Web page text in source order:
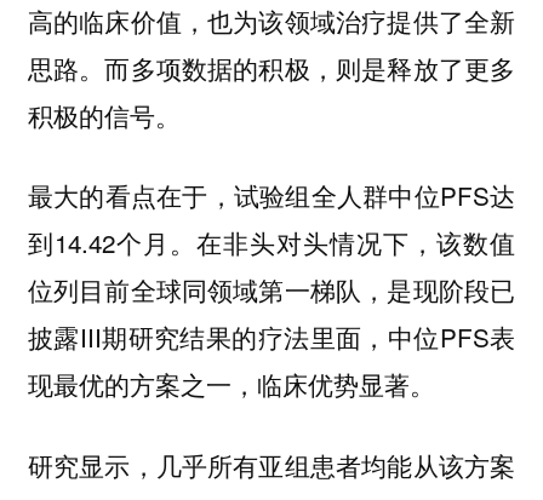
高的临床价值，也为该领域治疗提供了全新
思路。而多项数据的积极，则是释放了更多
积极的信号。
最大的看点在于，试验组全人群中位PFS达
到14.42个月。在非头对头情况下，该数值
位列目前全球同领域第一梯队，是现阶段已
披露III期研究结果的疗法里面，中位PFS表
现最优的方案之一，临床优势显著。
研究显示，几乎所有亚组患者均能从该方案